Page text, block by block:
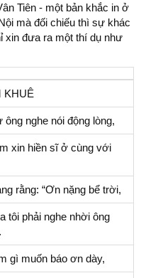
Tiên - một bản khắc in ở
mà đối chiếu thì sự khác
xin đưa ra một thí dụ như
KHUÊ
ông nghe nói động lòng,
xin hiền sĩ ở cùng với
rằng: “Ơn nặng bể trời,
tôi phải nghe nhời ông
gì muốn báo ơn dày,